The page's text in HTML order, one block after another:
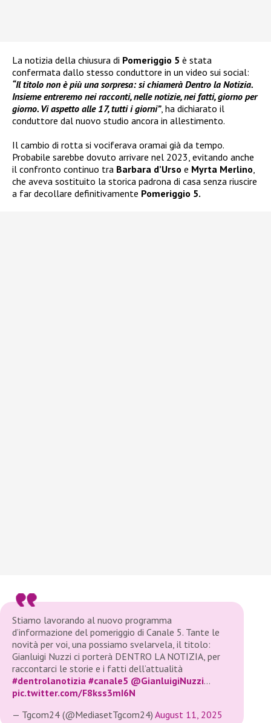
La notizia della chiusura di Pomeriggio 5 è stata
confermata dallo stesso conduttore in un video sui social:
“Il titolo non è più una sorpresa: si chiamerà Dentro la Notizia.
Insieme entreremo nei racconti, nelle notizie, nei fatti, giorno per
giorno. Vi aspetto alle 17, tutti i giorni”, ha dichiarato il
conduttore dal nuovo studio ancora in allestimento.
Il cambio di rotta si vociferava oramai già da tempo.
Probabile sarebbe dovuto arrivare nel 2023, evitando anche
il confronto continuo tra Barbara d’Urso e Myrta Merlino
che aveva sostituito la storica padrona di casa senza riuscire
a far decollare definitivamente Pomeriggio 5.
Stiamo lavorando al nuovo programma
d’informazione del pomeriggio di Canale 5. Tante le
novità per voi, una possiamo svelarvela, il titolo:
Gianluigi Nuzzi ci porterà DENTRO LA NOTIZIA, per
raccontarci le storie e i fatti dell’attualità
#dentrolanotizia #canale5 @GianluigiNuzzi…
pic.twitter.com/F8kss3mI6N
— Tgcom24 (@MediasetTgcom24) August 11, 2025